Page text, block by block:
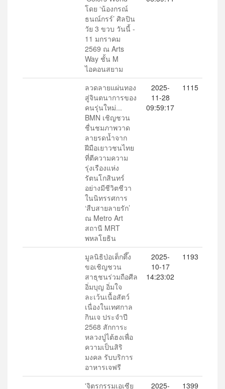
โดย ‘น้องกรณ์
ธนณ์กรร์’ ศิลปิน
วัย 3 ขวบ วันนี้ -
11 มกราคม
2569 ณ Arts
Way ชั้น M
ไอคอนสยาม
ลวดลายแผ่นทอง
สู่จินตนาการของ
คนรุ่นใหม่...
BMN เชิญชวน
ชื่นชมภาพวาด
ลายรดน้ำจาก
ฝีมือเยาวชนไทย
ที่ตีความความ
รุ่งเรืองแห่ง
รัตนโกสินทร์
อย่างมีชีวิตชีวา
ในนิทรรศการ
‘สืบสายลายรัก’
ณ Metro Art
สถานี MRT
พหลโยธิน
2025-
11-28
09:59:17
1115
มูลนิธิป่อเต็กตึ๊ง
ขอเชิญชวน
สาธุชนร่วมถือศีล
อิ่มบุญ อิ่มใจ
ละเว้นเนื้อสัตว์
เนื่องในเทศกาล
กินเจ ประจำปี
2568 สักการะ
หลวงปู่ไต้ฮงเพื่อ
ความเป็นสิริ
มงคล รับบริการ
อาหารเจฟรี
2025-
10-17
14:23:02
1193
'จิตรกรรมเอเซีย
2025-
1399